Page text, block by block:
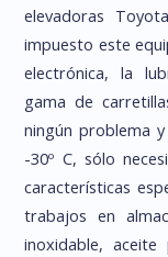
elevadoras
impuesto este
electrónica, la
gama de
ningún problema
-30º C, sólo
características
trabajos en
inoxidable,